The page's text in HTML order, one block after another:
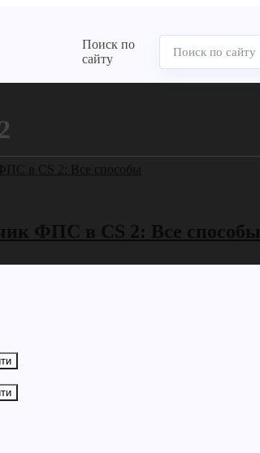
Поиск по
сайту
ФПС в CS 2: Все способы